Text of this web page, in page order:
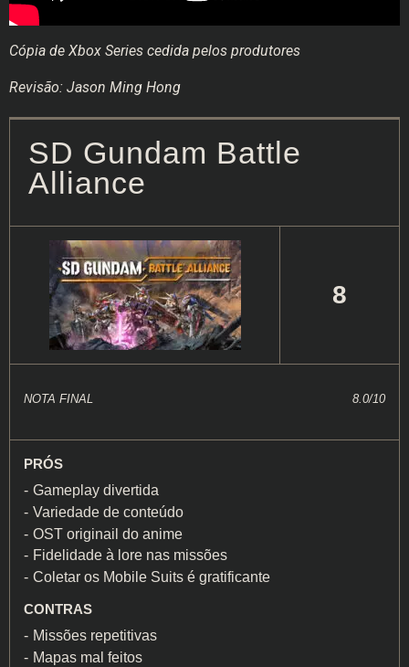
Cópia de Xbox Series cedida pelos produtores
Revisão: Jason Ming Hong
SD Gundam Battle
Alliance
8
NOTA FINAL 8.0/10
PRÓS
Gameplay divertida
Variedade de conteúdo
OST originail do anime
Fidelidade à lore nas missões
Coletar os Mobile Suits é gratificante
CONTRAS
Missões repetitivas
Mapas mal feitos